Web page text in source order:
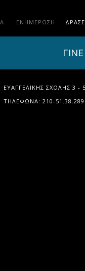
ΕΝΗΜΕΡΩΣΗ
ΕΥΑΓΓΕΛΙΚΉΣ ΣΧΟΛΉΣ 3 -
ΤΗΛΈΦΩΝΑ: 210-51.38.289